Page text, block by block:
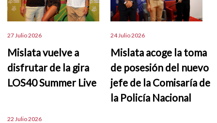
27 Julio 2026
Mislata vuelve a
disfrutar de la gira
LOS40 Summer Live
24 Julio 2026
Mislata acoge la toma
de posesión del nuevo
jefe de la Comisaría de
la Policía Nacional
22 Julio 2026